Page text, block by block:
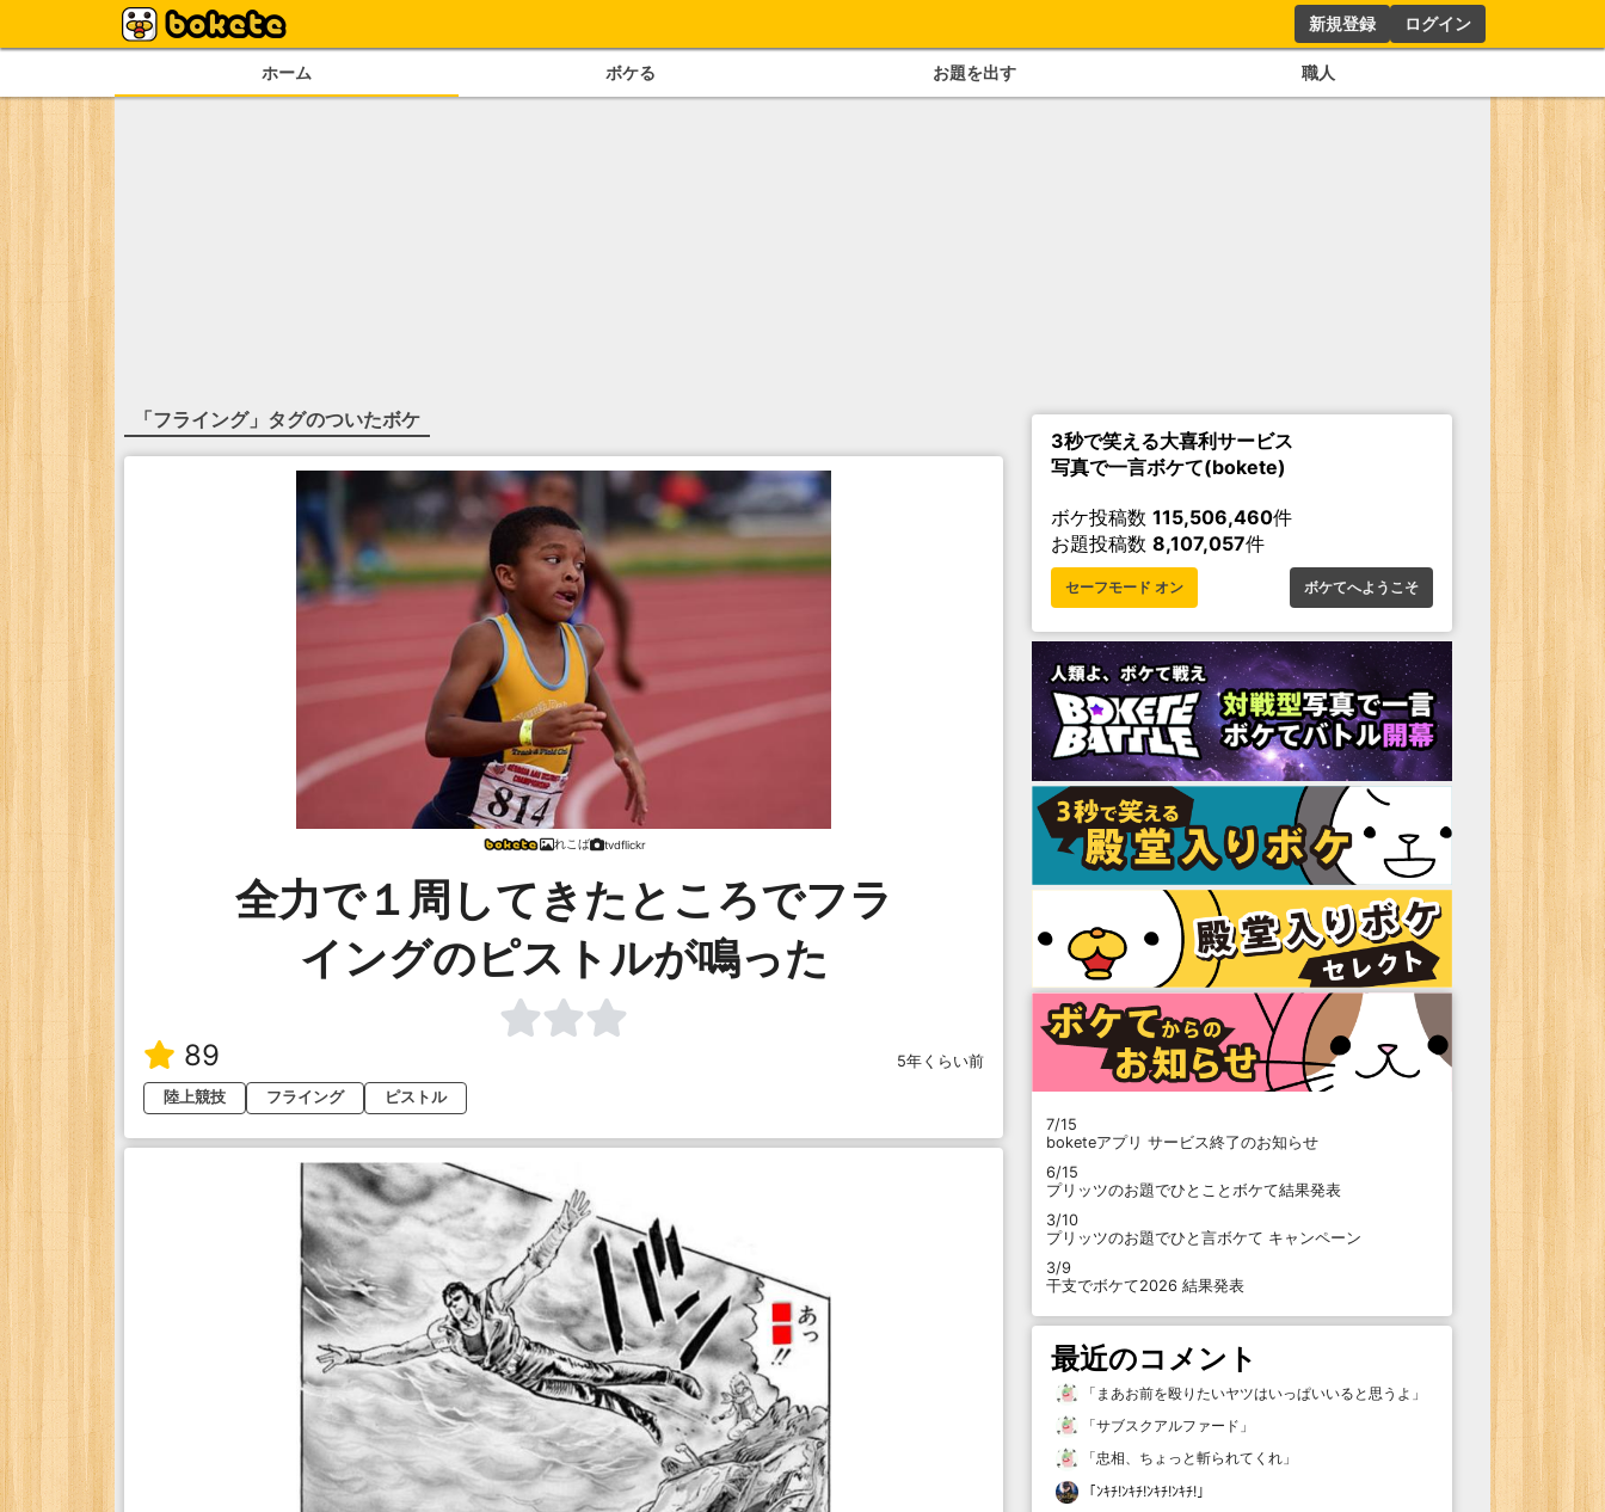
新規登録 ログイン
ホーム ボケる お題を出す 職人
「フライング」タグのついたボケ
れこば tvdflickr
全力で１周してきたところでフラ
イングのピストルが鳴った
89
5年くらい前
陸上競技
フライング ピストル
3秒で笑える大喜利サービス
写真で一言ボケて(bokete)
ボケ投稿数 115,506,460件
お題投稿数 8,107,057件
セーフモード オン ボケてへようこそ
7/15
boketeアプリ サービス終了のお知らせ
6/15
プリッツのお題でひとことボケて結果発表
3/10
プリッツのお題でひと言ボケて キャンペーン
3/9
干支でボケて2026 結果発表
最近のコメント
「 まあお前を殴りたいヤツはいっぱいいると思うよ 」
「サブスクアルファード 」
「忠相、ちょっと斬られてくれ 」
「ﾝｷﾁ!ﾝｷﾁ!ﾝｷﾁ!ﾝｷﾁ! 」